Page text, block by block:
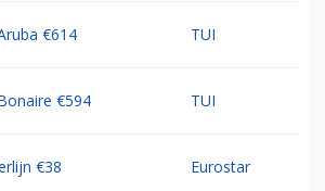
€614 TUI
€594 TUI
€38 Eurostar